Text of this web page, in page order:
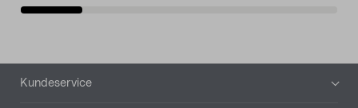
Bunntekst
Kundeservice